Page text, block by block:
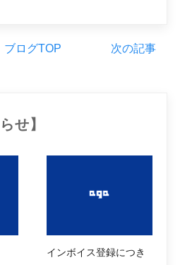
ブログTOP 次の記事
せ】
インボイス登録につき